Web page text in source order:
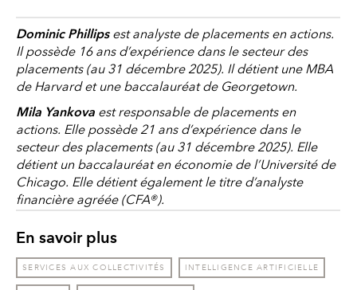
Dominic Phillipsest analyste de placements en actions.
Il possède 16 ans d’expérience dans le secteur des
placements (au 31 décembre 2025). Il détient une MBA
de Harvard et une baccalauréat de Georgetown.
Mila Yankova est responsable de placements en
actions. Elle possède 21 ans d’expérience dans le
secteur des placements (au 31 décembre 2025). Elle
détient un baccalauréat en économie de l’Université de
Chicago. Elle détient également le titre d’analyste
financière agréée (CFA®).
En savoir plus
SERVICES AUX COLLECTIVITÉS INTELLIGENCE ARTIFICIELLE